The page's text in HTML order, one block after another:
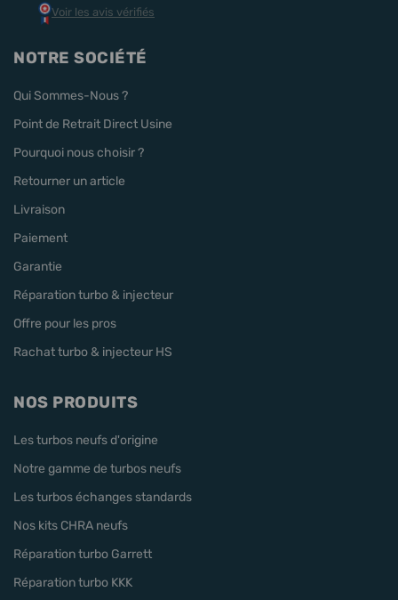
Voir les avis vérifiés
NOTRE SOCIÉTÉ
Qui Sommes-Nous ?
Point de Retrait Direct Usine
Pourquoi nous choisir ?
Retourner un article
Livraison
Paiement
Garantie
Réparation turbo & injecteur
Offre pour les pros
Rachat turbo & injecteur HS
NOS PRODUITS
Les turbos neufs d'origine
Notre gamme de turbos neufs
Les turbos échanges standards
Nos kits CHRA neufs
Réparation turbo Garrett
Réparation turbo KKK